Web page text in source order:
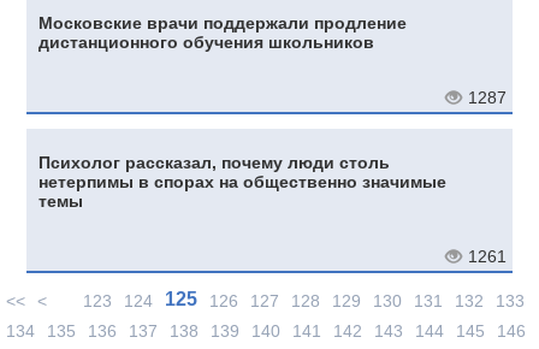
Московские врачи поддержали продление
дистанционного обучения школьников
1287
Психолог рассказал, почему люди столь
нетерпимы в спорах на общественно значимые
темы
1261
<< < 123 124 125 126 127 128 129 130 131 132
133
134
135 136 137 138 139 140 141 142 143 144 145
146